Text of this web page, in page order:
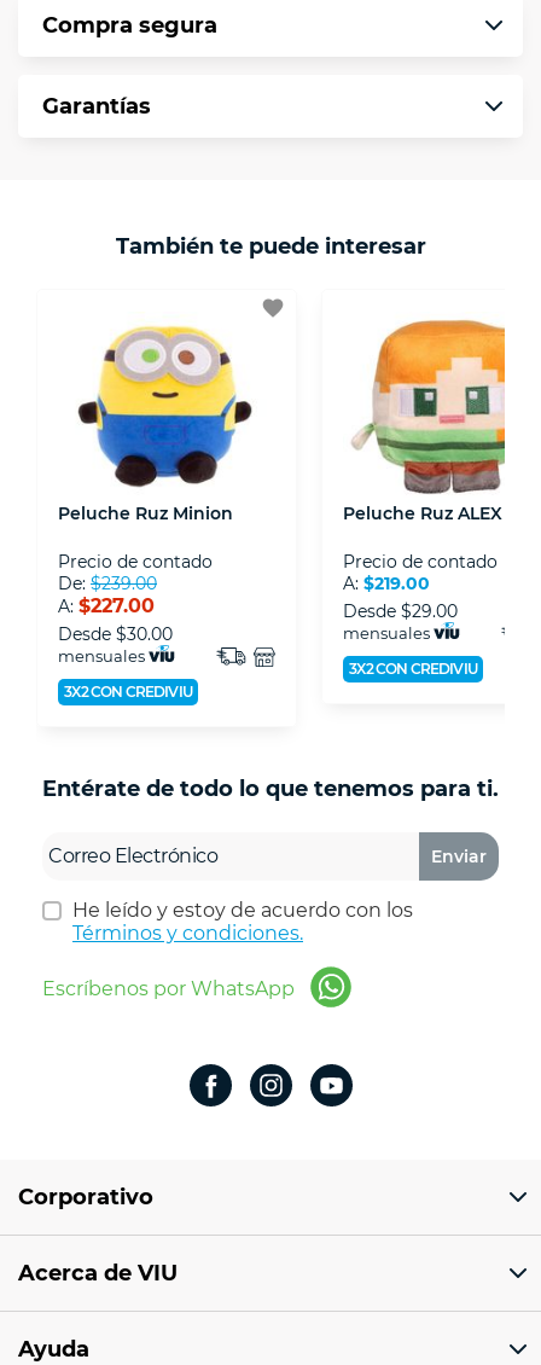
puntualmente. Al finalizar tu compra generas
*Sujeto a aprobación de crédito conforme a
norma de VIU.
Compra segura
segura de principio a fin.
- Certificados de seguridad SSL y Encriptación
- Sello de confianza correspondiente,
disposiciones legales y Códigos de Ética de la
Asociación Mexicana de Internet (AIMX).
- Nos encontramos en la lista de socios Activos
de la Asociación de Internet.MX.
Garantías
También te puede interesar
favorite
Peluche Ruz Minion
Precio de contado
De: $239.00
A: $227.00
Desde $30.00
mensuales
3X2 CON CREDIVIU
Peluche Ruz ALEX
Precio de contado
A: $219.00
Desde $29.00
mensuales
3X2 CON CREDIVIU
Entérate de todo lo que tenemos para ti.
Enviar
He leído y estoy de acuerdo con los
Términos y condiciones.
Escríbenos por WhatsApp
Corporativo
Av 18 de marzo # 309. Colonia la Nogalera.
México
Acerca de VIU
Ayuda